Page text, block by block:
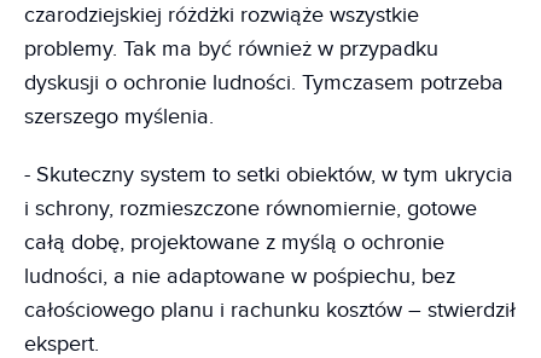
czarodziejskiej różdżki rozwiąże wszystkie
problemy. Tak ma być również w przypadku
dyskusji o ochronie ludności. Tymczasem potrzeba
szerszego myślenia.
- Skuteczny system to setki obiektów, w tym ukrycia
i schrony, rozmieszczone równomiernie, gotowe
całą dobę, projektowane z myślą o ochronie
ludności, a nie adaptowane w pośpiechu, bez
całościowego planu i rachunku kosztów – stwierdził
ekspert.